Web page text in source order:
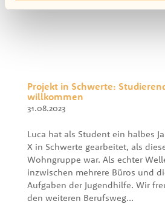
Projekt in Schwerte:
willkommen
31.08.2023
Luca hat als Student ein halbes
X in Schwerte gearbeitet, als
Wohngruppe war. Als echter
inzwischen mehrere Büros und
Aufgaben der Jugendhilfe. Wir
den weiteren Berufsweg...